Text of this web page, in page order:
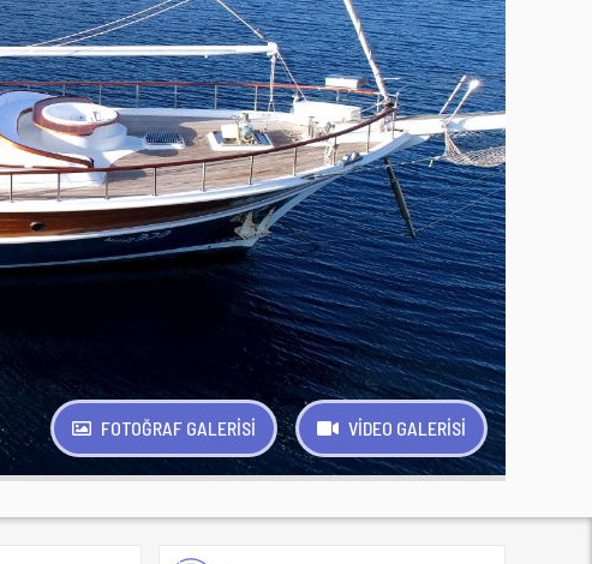
FOTOĞRAF GALERİSİ VİDEO GALERİSİ